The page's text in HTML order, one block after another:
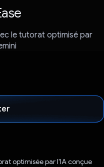
le tutorat optimisé par
optimisée par l'IA conçue